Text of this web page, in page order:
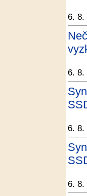
6. 8.
6. 8.
6. 8.
6. 8.